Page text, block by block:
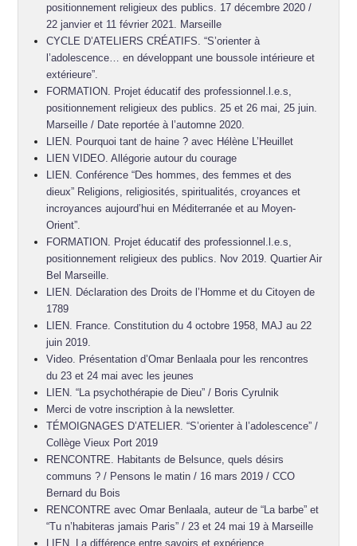
positionnement religieux des publics. 17 décembre 2020 /
22 janvier et 11 février 2021. Marseille
CYCLE D’ATELIERS CRÉATIFS. “S’orienter à
l’adolescence… en développant une boussole intérieure et
extérieure”.
FORMATION. Projet éducatif des professionnel.l.e.s,
positionnement religieux des publics. 25 et 26 mai, 25 juin.
Marseille / Date reportée à l’automne 2020.
LIEN. Pourquoi tant de haine ? avec Hélène L’Heuillet
LIEN VIDEO. Allégorie autour du courage
LIEN. Conférence “Des hommes, des femmes et des
dieux” Religions, religiosités, spiritualités, croyances et
incroyances aujourd’hui en Méditerranée et au Moyen-
Orient”.
FORMATION. Projet éducatif des professionnel.l.e.s,
positionnement religieux des publics. Nov 2019. Quartier Air
Bel Marseille.
LIEN. Déclaration des Droits de l’Homme et du Citoyen de
1789
LIEN. France. Constitution du 4 octobre 1958, MAJ au 22
juin 2019.
Video. Présentation d’Omar Benlaala pour les rencontres
du 23 et 24 mai avec les jeunes
LIEN. “La psychothérapie de Dieu” / Boris Cyrulnik
Merci de votre inscription à la newsletter.
TÉMOIGNAGES D’ATELIER. “S’orienter à l’adolescence” /
Collège Vieux Port 2019
RENCONTRE. Habitants de Belsunce, quels désirs
communs ? / Pensons le matin / 16 mars 2019 / CCO
Bernard du Bois
RENCONTRE avec Omar Benlaala, auteur de “La barbe” et
“Tu n’habiteras jamais Paris” / 23 et 24 mai 19 à Marseille
LIEN. La différence entre savoirs et expérience